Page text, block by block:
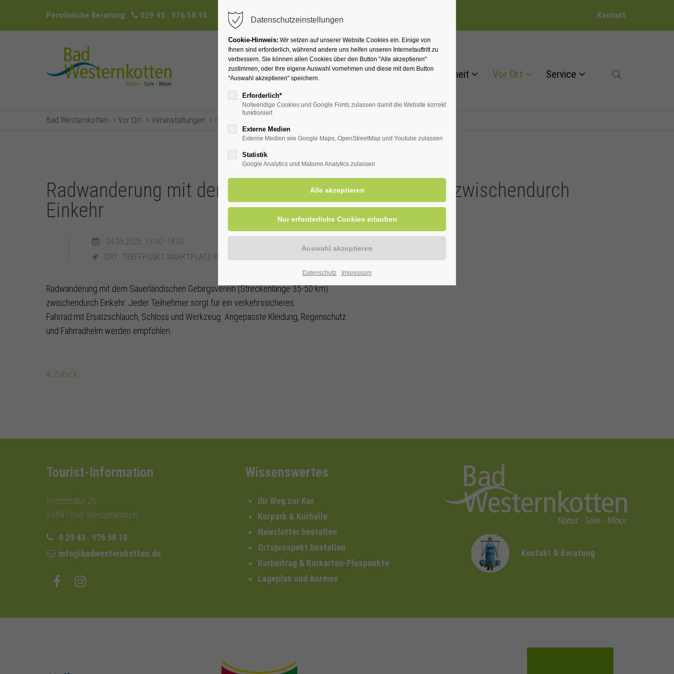
Persönliche Beratung: 029 43 . 976 58 10 info@badwesternkotten.de Kontakt
Ihr Heilbad Übernachten Für Ihre Gesundheit Vor Ort Service
Bad Westernkotten Vor Ort Veranstaltungen Eventsreader (Timeline)
Radwanderung mit dem SGV -Ins Paderborner Land- zwischendurch
Einkehr
24.05.2025, 13:30–18:00
ORT: TREFFPUNKT MARKTPLATZ IN ERWITTE
Radwanderung mit dem Sauerländischen Gebirgsverein (Streckenlänge 35-50 km)
zwischendurch Einkehr. Jeder Teilnehmer sorgt für ein verkehrssicheres
Fahrrad mit Ersatzschlauch, Schloss und Werkzeug. Angepasste Kleidung, Regenschutz
und Fahrradhelm werden empfohlen.
Zurück
Tourist-Information
Nordstraße 2b
59597 Bad Westernkotten
0 29 43 . 976 58 10
info@badwesternkotten.de
Wissenswertes
Ihr Weg zur Kur
Kurpark & Kurhalle
Newsletter bestellen
Ortsprospekt bestellen
Kurbeitrag & Kurkarten-Pluspunkte
Lageplan und Anreise
Kontakt & Beratung
Datenschutzeinstellungen
Cookie-Hinweis: Wir setzen auf unserer Website Cookies ein. Einige von
Ihnen sind erforderlich, während andere uns helfen unseren Internetauftritt zu
verbessern. Sie können allen Cookies über den Button "Alle akzeptieren"
zustimmen, oder Ihre eigene Auswahl vornehmen und diese mit dem Button
"Auswahl akzeptieren" speichern.
Erforderlich*
Notwendige Cookies und Google Fonts zulassen damit die Website korrekt
funktioniert
Externe Medien
Externe Medien wie Google Maps, OpenStreetMap und Youtube zulassen
Statistik
Google Analytics und Matomo Analytics zulassen
Datenschutz Impressum